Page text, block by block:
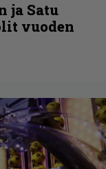
ja Satu
vuoden